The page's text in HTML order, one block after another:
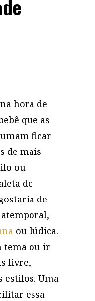
hora de
que as
ficar
de mais
ou
de
de
ou lúdica.
tema ou ir
livre,
estilos. Uma
essa